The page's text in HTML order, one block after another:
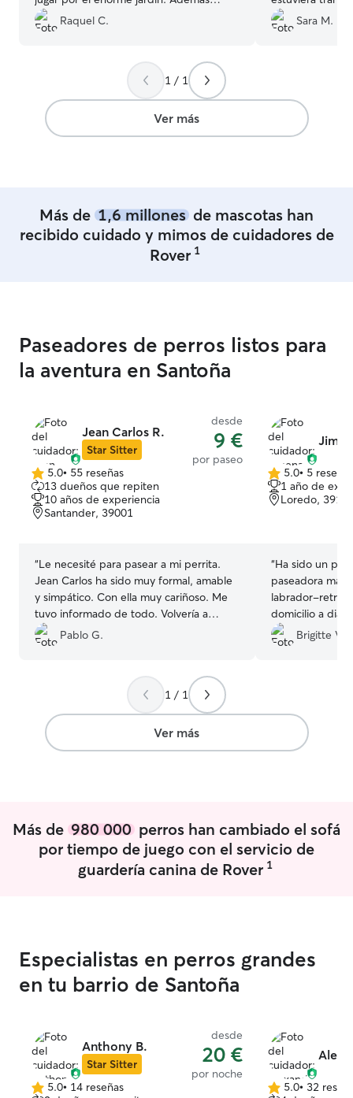
todos los días nos enviaba vídeos de
Shila l. Un 10, repetiremos seguro
Raquel C.
todo momento.
informados
Sara M.
1 / 1
Ver más
Más de 1,6 millones de mascotas han
recibido cuidado y mimos de cuidadores de
Rover 1
Paseadores de perros listos para
la aventura en Santoña
Jean Carlos R.
Star Sitter
desde
9 €
por paseo
5.0
de
5
estrellas
5.0• 55 reseñas
13 dueños que repiten
10 años de experiencia
Santander, 39001
“Le necesité para pasear a mi perrita.
Jean Carlos ha sido muy formal, amable
y simpático. Con ella muy cariñoso. Me
tuvo informado de todo. Volvería a
contar con él.
Pablo G.
5.0
de
5
5.0• 5 reseñas
1 año de
Loredo,
“Ha sido un
paseadora
labrador-
domicilio a
y siempre
cualquier
cuidado
Brigitte V.
1 / 1
Ver más
Más de 980 000 perros han cambiado el sofá
por tiempo de juego con el servicio de
guardería canina de Rover 1
Especialistas en perros grandes
en tu barrio de Santoña
Anthony B.
Star Sitter
desde
20 €
por noche
5.05.0• 14 reseñas
5.0 5.0• 32